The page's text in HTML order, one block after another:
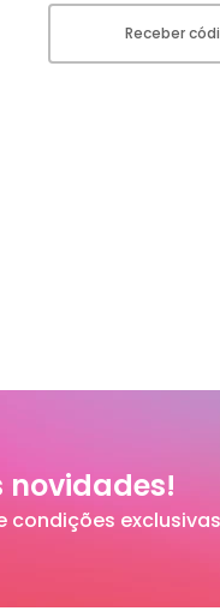
Receber
novidades!
condições